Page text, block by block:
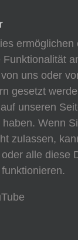
ermöglichen
Funktionalität
uns oder
gesetzt
unseren
Wenn
zulassen,
alle diese